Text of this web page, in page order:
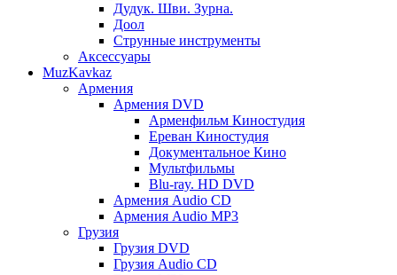
Дудук. Шви. Зурна.
Доол
Струнные инструменты
Аксессуары
MuzKavkaz
Армения
Армения DVD
Арменфильм Киностудия
Ереван Киностудия
Документальное Кино
Мультфильмы
Blu-ray. HD DVD
Армения Audio CD
Армения Audio MP3
Грузия
Грузия DVD
Грузия Audio CD